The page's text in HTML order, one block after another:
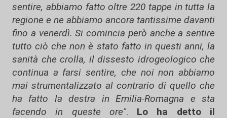
sentire, abbiamo fatto oltre 220 tappe in tutta la
regione e ne abbiamo ancora tantissime davanti
fino a venerdì. Si comincia però anche a sentire
tutto ciò che non è stato fatto in questi anni, la
sanità che crolla, il dissesto idrogeologico che
continua a farsi sentire, che noi non abbiamo
mai strumentalizzato al contrario di quello che
ha fatto la destra in Emilia-Romagna e sta
facendo in queste ore". Lo ha detto il